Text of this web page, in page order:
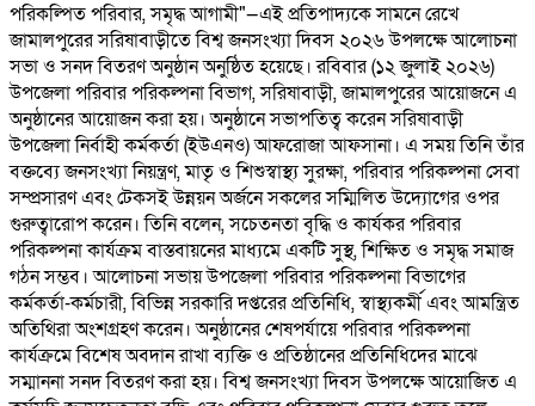
পরিকল্পিত পরিবার, সমৃদ্ধ আগামী"—এই প্রতিপাদ্যকে সামনে রেখে
জামালপুরের সরিষাবাড়ীতে বিশ্ব জনসংখ্যা দিবস ২০২৬ উপলক্ষে আলোচনা
সভা ও সনদ বিতরণ অনুষ্ঠান অনুষ্ঠিত হয়েছে। রবিবার (১২ জুলাই ২০২৬)
উপজেলা পরিবার পরিকল্পনা বিভাগ, সরিষাবাড়ী, জামালপুরের আয়োজনে এ
অনুষ্ঠানের আয়োজন করা হয়। অনুষ্ঠানে সভাপতিত্ব করেন সরিষাবাড়ী
উপজেলা নির্বাহী কর্মকর্তা (ইউএনও) আফরোজা আফসানা। এ সময় তিনি তাঁর
বক্তব্যে জনসংখ্যা নিয়ন্ত্রণ, মাতৃ ও শিশুস্বাস্থ্য সুরক্ষা, পরিবার পরিকল্পনা সেবা
সম্প্রসারণ এবং টেকসই উন্নয়ন অর্জনে সকলের সম্মিলিত উদ্যোগের ওপর
গুরুত্বারোপ করেন। তিনি বলেন, সচেতনতা বৃদ্ধি ও কার্যকর পরিবার
পরিকল্পনা কার্যক্রম বাস্তবায়নের মাধ্যমে একটি সুস্থ, শিক্ষিত ও সমৃদ্ধ সমাজ
গঠন সম্ভব। আলোচনা সভায় উপজেলা পরিবার পরিকল্পনা বিভাগের
কর্মকর্তা-কর্মচারী, বিভিন্ন সরকারি দপ্তরের প্রতিনিধি, স্বাস্থ্যকর্মী এবং আমন্ত্রিত
অতিথিরা অংশগ্রহণ করেন। অনুষ্ঠানের শেষপর্যায়ে পরিবার পরিকল্পনা
কার্যক্রমে বিশেষ অবদান রাখা ব্যক্তি ও প্রতিষ্ঠানের প্রতিনিধিদের মাঝে
সম্মাননা সনদ বিতরণ করা হয়। বিশ্ব জনসংখ্যা দিবস উপলক্ষে আয়োজিত এ